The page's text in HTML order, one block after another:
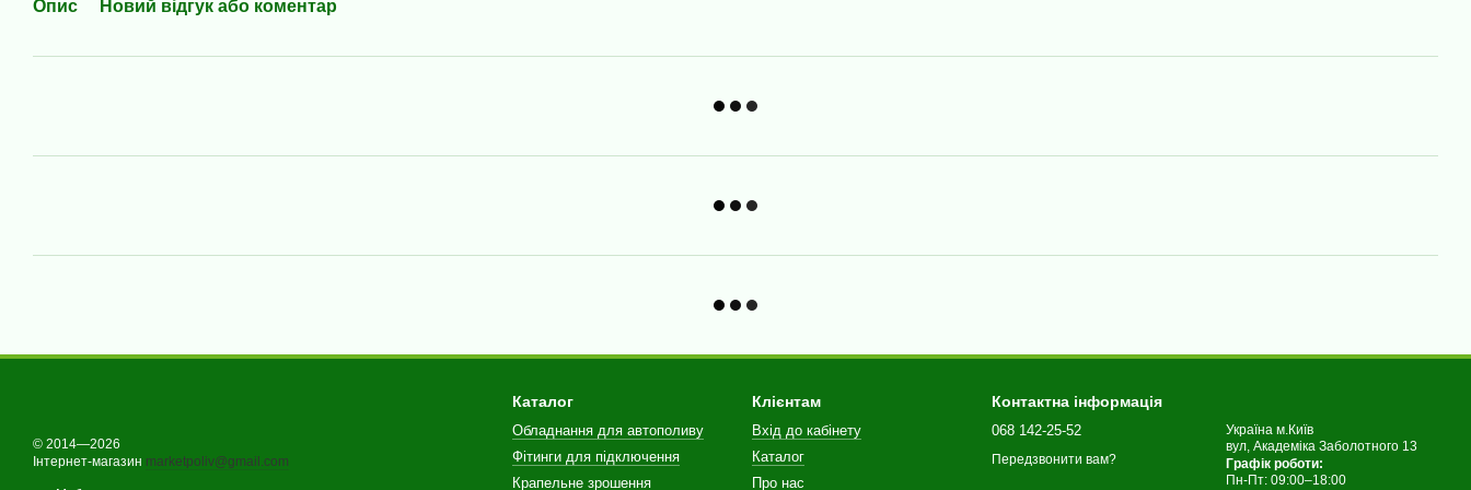
Опис Новий відгук або коментар
© 2014—2026
Інтернет-магазин marketpoliv@gmail.com
Каталог
Обладнання для автополиву
Фітинги для підключення
Крапельне зрошення
Клієнтам
Вхід до кабінету
Каталог
Про нас
Контактна інформація
068 142-25-52
Передзвонити вам?
Україна м.Київ
вул, Академіка Заболотного 13
Графік роботи:
Пн-Пт: 09:00–18:00